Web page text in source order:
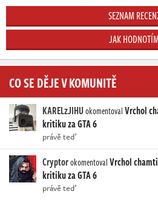
SEZNAM
JAK
CO SE DĚJE V KOMUNITĚ
KARELzJIHUokomentovalVrchol
kritiku za GTA 6
právě teď
CryptorokomentovalVrchol
kritiku za GTA 6
právě teď